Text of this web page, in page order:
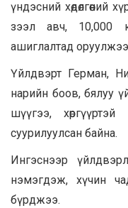
үндэсний хөдөлгөөний
зээл авч, 10,000
ашиглалтад
Үйлдвэрт Герман,
нарийн боов, бялуу
шүүгээ, хөргүүртэй
суурилуулсан байна.
Ингэснээр
нэмэгдэж, хүчин
бүрджээ.